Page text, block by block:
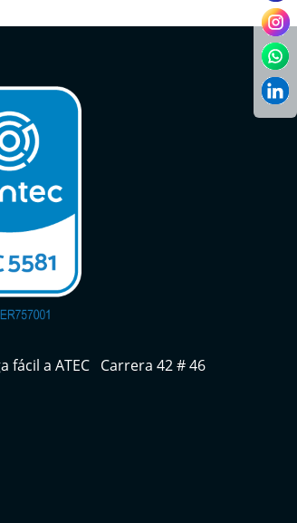
fácil a ATEC Carrera 42 # 46